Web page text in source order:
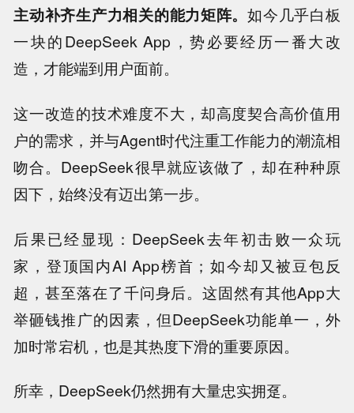
主动补齐生产力相关的能力矩阵。如今几乎白板
一块的DeepSeek App，势必要经历一番大改
造，才能端到用户面前。
这一改造的技术难度不大，却高度契合高价值用
户的需求，并与Agent时代注重工作能力的潮流相
吻合。DeepSeek很早就应该做了，却在种种原
因下，始终没有迈出第一步。
后果已经显现：DeepSeek去年初击败一众玩
家，登顶国内AI App榜首；如今却又被豆包反
超，甚至落在了千问身后。这固然有其他App大
举砸钱推广的因素，但DeepSeek功能单一，外
加时常宕机，也是其热度下滑的重要原因。
所幸，DeepSeek仍然拥有大量忠实拥趸。